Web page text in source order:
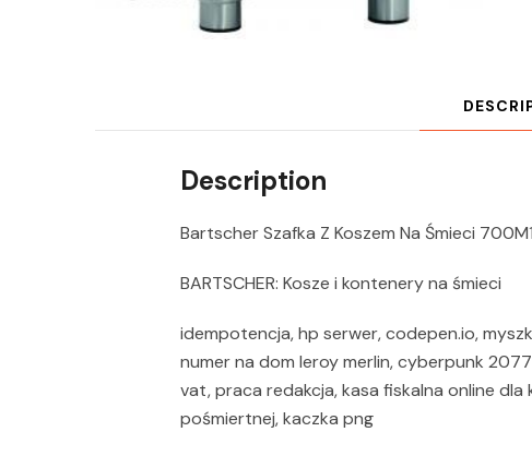
Description
Bartscher Szafka Z Koszem Na Śmieci
BARTSCHER: Kosze i kontenery na śmieci
idempotencja, hp serwer, codepen.io,
numer na dom leroy merlin, cyberpunk
vat, praca redakcja, kasa fiskalna online
pośmiertnej, kaczka png